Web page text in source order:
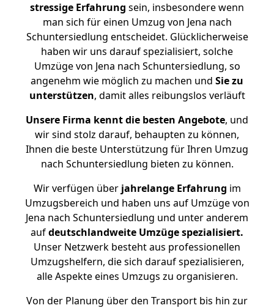
stressige Erfahrung sein, insbesondere wenn
man sich für einen Umzug von Jena nach
Schuntersiedlung entscheidet. Glücklicherweise
haben wir uns darauf spezialisiert, solche
Umzüge von Jena nach Schuntersiedlung, so
angenehm wie möglich zu machen und Sie zu
unterstützen, damit alles reibungslos verläuft
Unsere Firma kennt die besten Angebote, und
wir sind stolz darauf, behaupten zu können,
Ihnen die beste Unterstützung für Ihren Umzug
nach Schuntersiedlung bieten zu können.
Wir verfügen überjahrelange Erfahrung im
Umzugsbereich und haben uns auf Umzüge von
Jena nach Schuntersiedlung und unter anderem
aufdeutschlandweite Umzüge spezialisiert.
Unser Netzwerk besteht aus professionellen
Umzugshelfern, die sich darauf spezialisieren,
alle Aspekte eines Umzugs zu organisieren.
Von der Planung über den Transport bis hin zur